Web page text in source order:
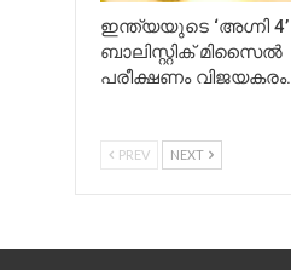
ഇന്ത്യയുടെ ‘അഗ്നി 4’
ബാലിസ്റ്റിക് മിസൈൽ
പരീക്ഷണം വിജയകരം.
PREV NEXT